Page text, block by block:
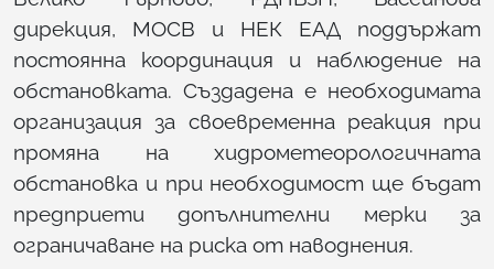
дирекция, МОСВ и НЕК ЕАД поддържат
постоянна координация и наблюдение на
обстановката. Създадена е необходимата
организация за своевременна реакция при
промяна на хидрометеорологичната
обстановка и при необходимост ще бъдат
предприети допълнителни мерки за
ограничаване на риска от наводнения.